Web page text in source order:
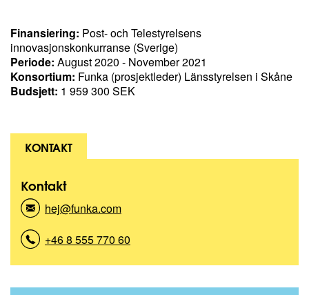
Finansiering: Post- och Telestyrelsens
innovasjonskonkurranse (Sverige)
Periode: August 2020 - November 2021
Konsortium: Funka (prosjektleder) Länsstyrelsen i Skåne
Budsjett: 1 959 300 SEK
KONTAKT
Kontakt
hej@funka.com
o
t
+46 8 555 770 60
o